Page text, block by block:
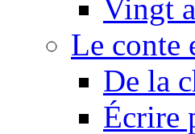
Vingt
Le conte
De la
Écrire